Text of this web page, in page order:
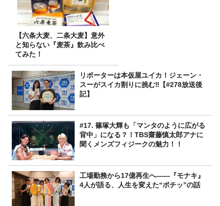
【六条大麦、二条大麦】意外
と知らない『麦茶』飲み比べ
てみた！
リポーターは本仮屋ユイカ！ジェーン・
スーがスイカ割りに挑む‼【#278放送後
記】
#17. 篠塚大輝も「マンタのように広がる
背中」になる？！TBS齋藤慎太郎アナに
聞くメンズフィジークの魅力！！
工場勤務から17億再生へ——『モナキ』
4人が語る、人生を変えた“ポチッ”の話